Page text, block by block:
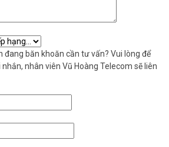
đang băn khoăn cần tư vấn? Vui lòng để
nhân viên Vũ Hoàng Telecom sẽ liên